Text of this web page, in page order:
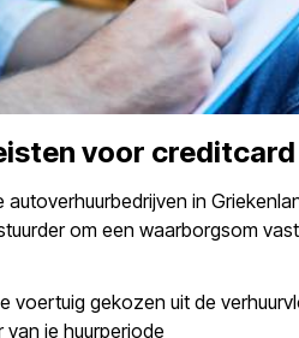
voor creditcard
autoverhuurbedrijven in
om een waarborgsom
voertuig gekozen uit de
van je huurperiode